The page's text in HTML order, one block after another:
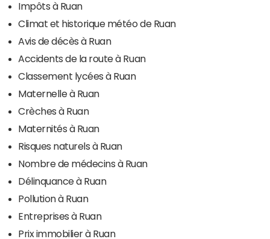
Impôts à Ruan
Climat et historique météo de Ruan
Avis de décès à Ruan
Accidents de la route à Ruan
Classement lycées à Ruan
Maternelle à Ruan
Crèches à Ruan
Maternités à Ruan
Risques naturels à Ruan
Nombre de médecins à Ruan
Délinquance à Ruan
Pollution à Ruan
Entreprises à Ruan
Prix immobilier à Ruan